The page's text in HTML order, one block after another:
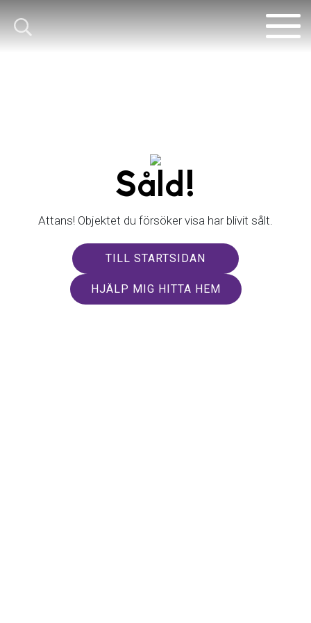
Såld!
Attans! Objektet du försöker visa har blivit sålt.
TILL STARTSIDAN
HJÄLP MIG HITTA HEM